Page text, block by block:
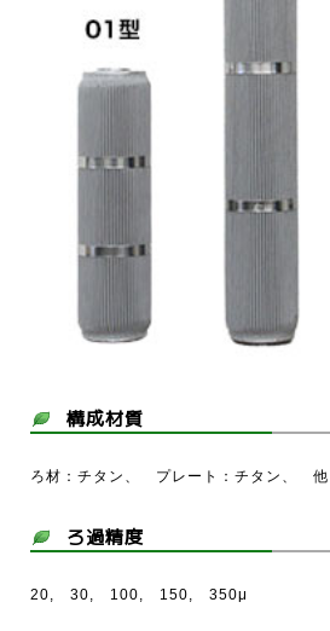
構成材質
ろ材：チタン、 プレート：チタン、 他
ろ過精度
20, 30, 100, 150, 350μ